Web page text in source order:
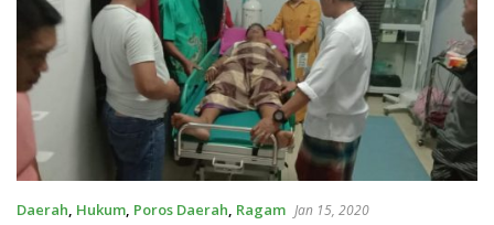
Daerah, Hukum, Poros Daerah, Ragam Jan 15, 2020